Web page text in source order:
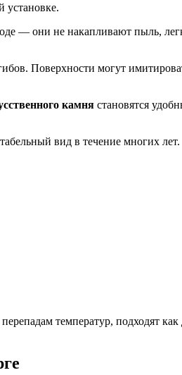
установке.
— они не накапливают пыль,
Поверхности могут
камня становятся
вид в течение многих лет.
температур, подходят как